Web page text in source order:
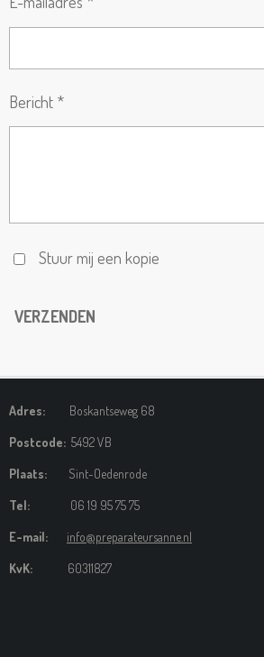
Bericht *
Stuur mij een kopie
VERZENDEN
Adres: Boskantseweg 68
Postcode: 5492 VB
Plaats: Sint-Oedenrode
Tel: 06 19 95 75 75
E-mail: info@preparateursanne.nl
KvK: 60311827